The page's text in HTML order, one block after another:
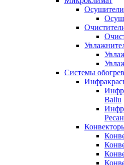
Осушители
Системы
Ballu